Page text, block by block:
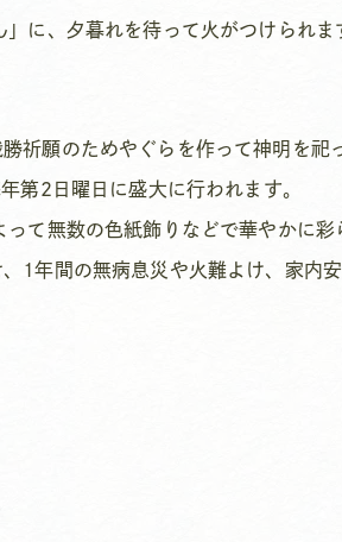
に、夕暮れを待って火がつけられま
祈願のためやぐらを作って神明を祀
第2日曜日に盛大に行われます。
て無数の色紙飾りなどで華やかに彩
1年間の無病息災や火難よけ、家内安